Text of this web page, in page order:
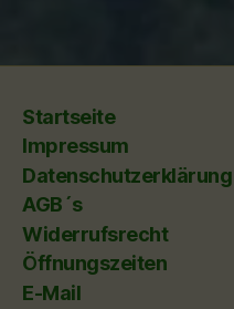
Startseite
Impressum
Datenschutzerklärung
AGB´s
Widerrufsrecht
Öffnungszeiten
E-Mail